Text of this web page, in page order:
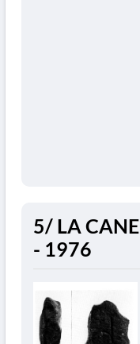
5/ LA
- 1976